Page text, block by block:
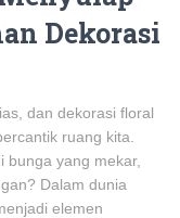
Dekorasi
dan dekorasi floral
ruang kita.
bunga yang mekar,
Dalam dunia
elemen